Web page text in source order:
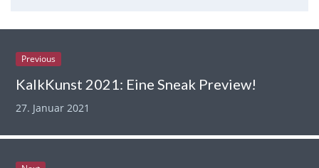
Previous
KalkKunst 2021: Eine Sneak Preview!
27. Januar 2021